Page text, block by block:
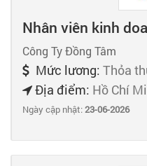
Nhân viên kinh
Công Ty Đồng Tâm
Mức lương: Thỏa
Địa điểm: Hồ Chí
Ngày cập nhật:23-06-2026